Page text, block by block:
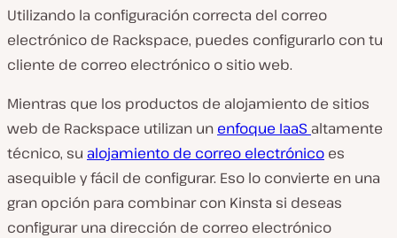
Utilizando la configuración correcta del correo
electrónico de Rackspace, puedes configurarlo con tu
cliente de correo electrónico o sitio web.
Mientras que los productos de alojamiento de sitios
web de Rackspace utilizan un enfoque IaaS altamente
técnico, su alojamiento de correo electrónico es
asequible y fácil de configurar. Eso lo convierte en una
gran opción para combinar con Kinsta si deseas
configurar una dirección de correo electrónico